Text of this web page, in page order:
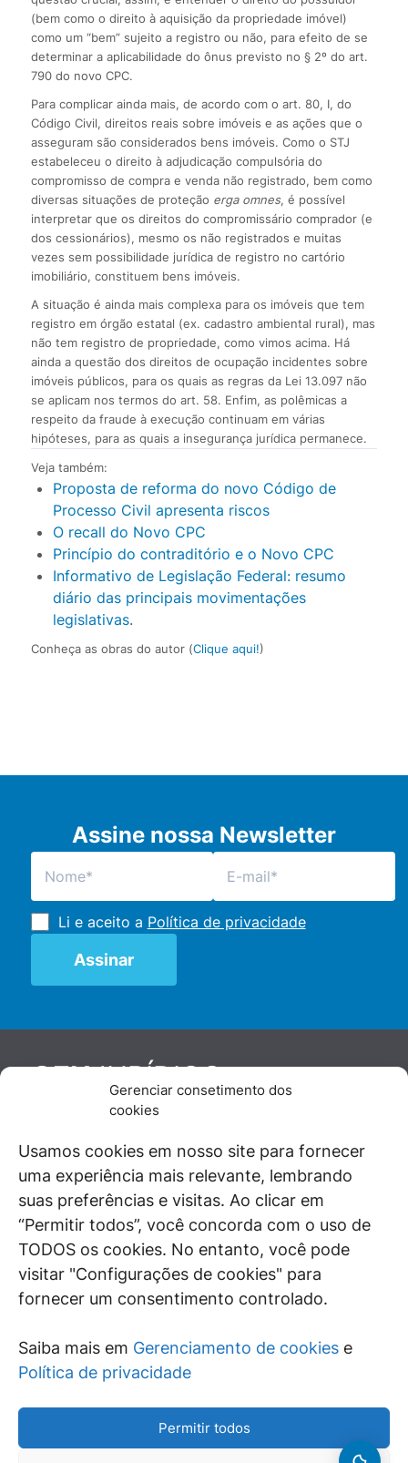
Gerenciar consetimento dos
cookies
Usamos cookies em nosso site para fornecer
uma experiência mais relevante, lembrando
suas preferências e visitas. Ao clicar em
“Permitir todos”, você concorda com o uso de
TODOS os cookies. No entanto, você pode
visitar "Configurações de cookies" para
fornecer um consentimento controlado.
Saiba mais em Gerenciamento de cookies e
Política de privacidade
Permitir todos
(bem como o direito à aquisição da propriedade imóvel)
como um “bem” sujeito a registro ou não, para efeito de se
determinar a aplicabilidade do ônus previsto no § 2º do art.
790 do novo CPC.
Para complicar ainda mais, de acordo com o art. 80, I, do
Código Civil, direitos reais sobre imóveis e as ações que o
asseguram são considerados bens imóveis. Como o STJ
estabeleceu o direito à adjudicação compulsória do
compromisso de compra e venda não registrado, bem como
diversas situações de proteção erga omnes, é possível
interpretar que os direitos do compromissário comprador (e
dos cessionários), mesmo os não registrados e muitas
vezes sem possibilidade jurídica de registro no cartório
imobiliário, constituem bens imóveis.
A situação é ainda mais complexa para os imóveis que tem
registro em órgão estatal (ex. cadastro ambiental rural), mas
não tem registro de propriedade, como vimos acima. Há
ainda a questão dos direitos de ocupação incidentes sobre
imóveis públicos, para os quais as regras da Lei 13.097 não
se aplicam nos termos do art. 58. Enfim, as polêmicas a
respeito da fraude à execução continuam em várias
hipóteses, para as quais a insegurança jurídica permanece.
Veja também:
Proposta de reforma do novo Código de
Processo Civil apresenta riscos
O recall do Novo CPC
Princípio do contraditório e o Novo CPC
Informativo de Legislação Federal: resumo
diário das principais movimentações
legislativas.
Conheça as obras do autor (Clique aqui!)
Assine nossa Newsletter
Li e aceito a Política de privacidade
GENJURÍDICO
De maneira independente, os autores e
juristas e doutrinadores nacionais, se posicionam
diante de questões relevantes do cotidiano e
universo jurídico.
SIGA